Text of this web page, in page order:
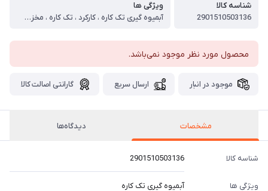
شناسه کالا
2901510503136
ویژگی ها
آبمیوه گیری تک کاره ، کارکرد ، تک کاره ، مخزن آبمیوه گیری ، دارد ، ظرفیت مخزن آبمیوه گیری ، 1 لیتر ، مخلوط کن ، ندارد ، ظرفیت مخلوط کن ، ندارد ، مخزن تفاله ، دارد ، ظرفیت مخزن تفاله ، 2.5 لیتر ، قابلیت تنظیم سرعت ، دارد ، توان مصرفی ، 1200 وات ، طول سیم برق ، 70 سانتی متر ، جنس تیغه ، تیتانیوم ، جنس بدنه ، پلاستیک با کیفیت و مقاوم ، جنس بدنه مخلوط کن ، ندارد ، سیستم ضد چکه ، دارد ، آسیاب ، ندارد
محصول مورد نظر موجود نمی‌باشد.
موجود در انبار ارسال سریع گارانتی اصالت کالا
مشخصات دیدگاه‌ها
شناسه کالا 2901510503136
ویژگی ها
آبمیوه گیری تک کاره